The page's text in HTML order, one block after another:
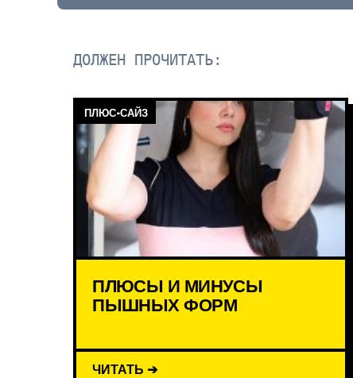
ДОЛЖЕН ПРОЧИТАТЬ:
ПЛЮС-САЙЗ
ПЛЮСЫ И МИНУСЫ
ПЫШНЫХ ФОРМ
ЧИТАТЬ ➔